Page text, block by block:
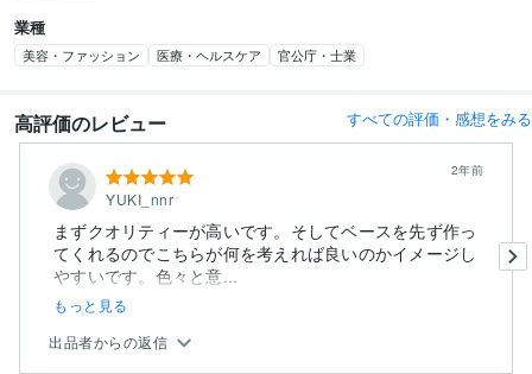
業種
美容・ファッション 医療・ヘルスケア 官公庁・士業
高評価のレビュー すべての評価・感想をみる
YUKI_nnr
2年前
まずクオリティーが高いです。そしてベースを先ず作っ
てくれるのでこちらが何を考えれば良いのかイメージし
やすいです。色々と意...
もっと見る
出品者からの返信